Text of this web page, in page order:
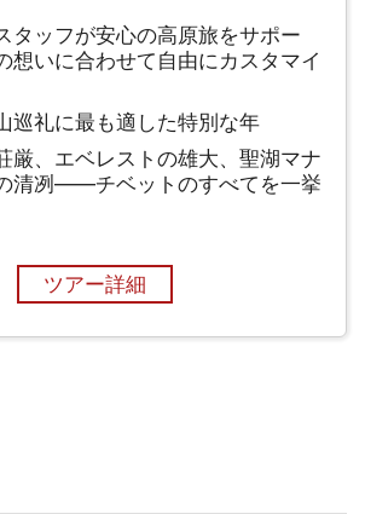
タッフが安心の高原旅をサポー
想いに合わせて自由にカスタマイ
巡礼に最も適した特別な年
厳、エベレストの雄大、聖湖マナ
清冽——チベットのすべてを一挙
ツアー詳細